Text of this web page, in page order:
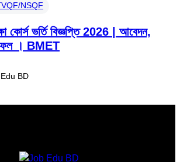
NSQF
কোর্স ভর্তি বিজ্ঞপ্তি 2026 | আবেদন,
। BMET
BD